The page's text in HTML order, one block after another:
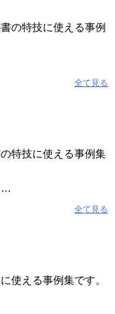
の特技に使える事例
全て見る
特技に使える事例集
…
全て見る
使える事例集です。